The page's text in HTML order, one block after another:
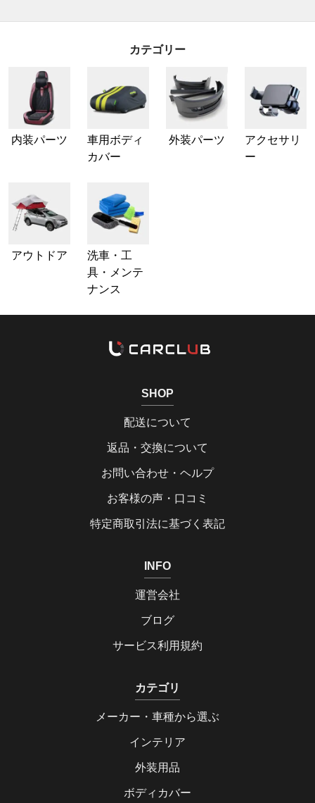
カテゴリー
内装パーツ
車用ボディ
カバー
外装パーツ
アクセサリ
ー
アウトドア
洗車・工
具・メンテ
ナンス
SHOP
配送について
返品・交換について
お問い合わせ・ヘルプ
お客様の声・口コミ
特定商取引法に基づく表記
INFO
運営会社
ブログ
サービス利用規約
カテゴリ
メーカー・車種から選ぶ
インテリア
外装用品
ボディカバー